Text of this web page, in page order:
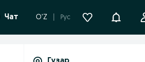
Чат O'Z Рус